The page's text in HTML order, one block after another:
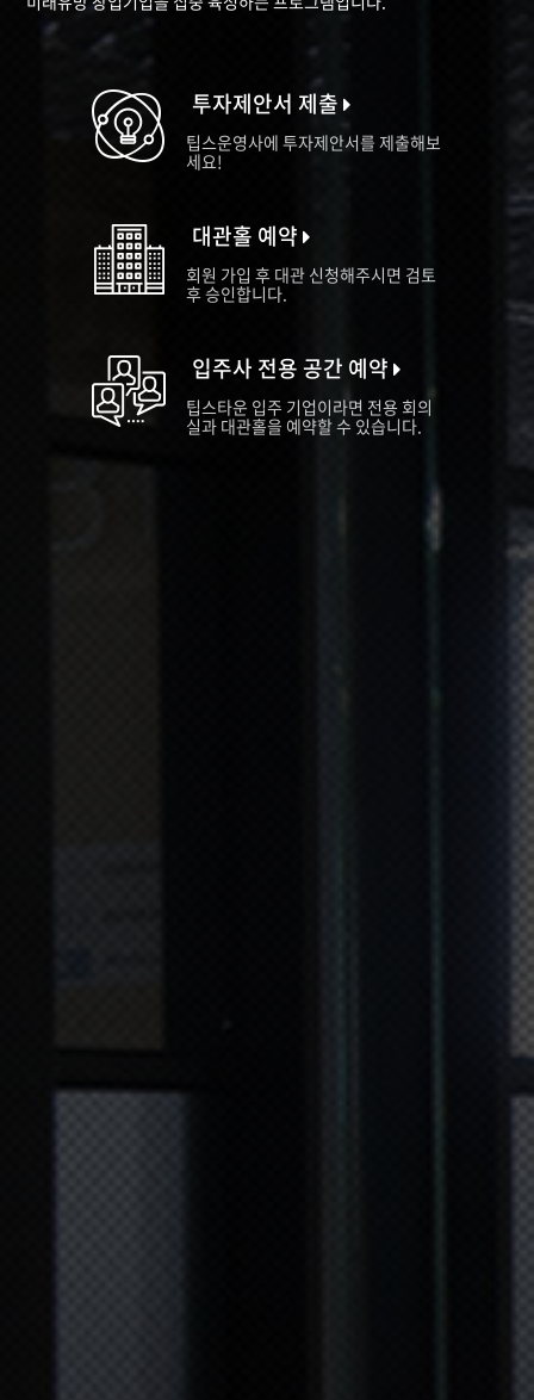
투자제안서 제출
팁스운영사에 투자제안서를 제출해보
세요!
대관홀 예약
회원 가입 후 대관 신청해주시면 검토
후 승인합니다.
입주사 전용 공간 예약
팁스타운 입주 기업이라면 전용 회의
실과 대관홀을 예약할 수 있습니다.